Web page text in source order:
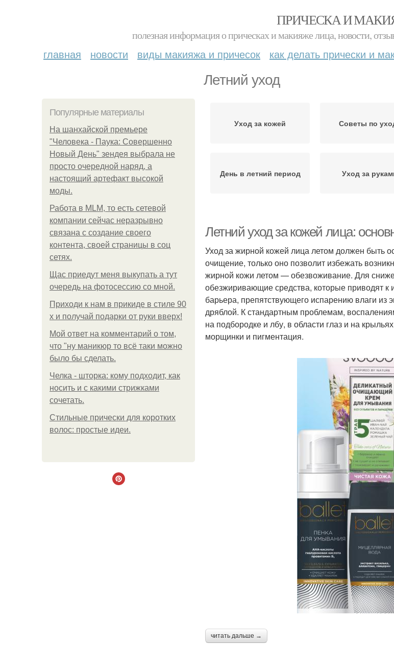
ПРИЧЕСКА И
полезная информация о прическах и макияже лица, новости,
главная новости виды макияжа и причесок как делать прически и
Летний уход
Популярные материалы
На шанхайской премьере
"Человека - Паука: Совершенно
Новый День" зендея выбрала не
просто очередной наряд, а
настоящий артефакт высокой
моды.
Работа в MLM, то есть сетевой
компании сейчас неразрывно
связана с создание своего
контента, своей страницы в соц
сетях.
Щас приедут меня выкупать а тут
очередь на фотосессию со мной.
Приходи к нам в прикиде в стиле 90
х и получай подарки от руки вверх!
Мой ответ на комментарий о том,
что "ну маникюр то всё таки можно
было бы сделать.
Челка - шторка: кому подходит, как
носить и с какими стрижками
сочетать.
Стильные прически для коротких
волос: простые идеи.
Уход за кожей Советы по
День в летний период Уход за
Летний уход за кожей лица:
Уход за жирной кожей лица летом должен быть
очищение, только оно позволит избежать
жирной кожи летом — обезвоживание. Для
обезжиривающие средства, которые приводят
барьера, препятствующего испарению влаги из
дряблой. К стандартным проблемам,
на подбородке и лбу, в области глаз и на
морщинки и пигментация.
читать дальше →